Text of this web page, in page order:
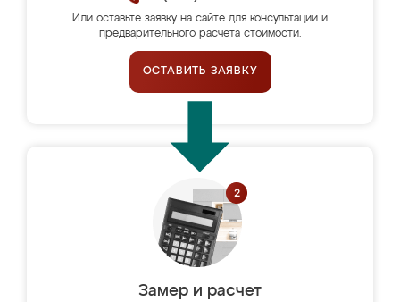
Или оставьте заявку на сайте для консультации и
предварительного расчёта стоимости.
ОСТАВИТЬ ЗАЯВКУ
Замер и расчет